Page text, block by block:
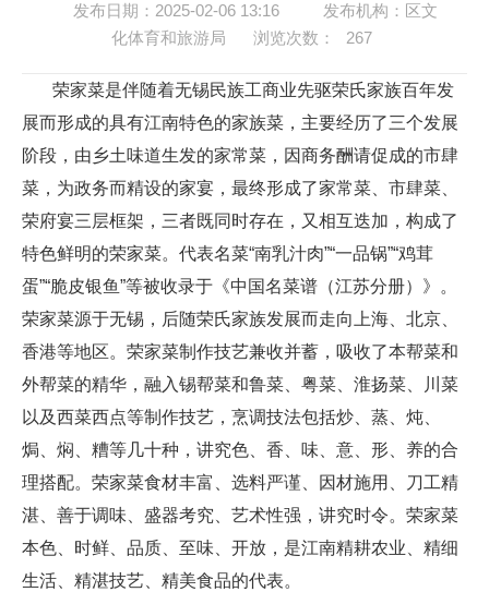
发布日期：2025-02-06 13:16
发布机构：区文
化体育和旅游局
浏览次数： 267
荣家菜是伴随着无锡民族工商业先驱荣氏家族百年发
展而形成的具有江南特色的家族菜，主要经历了三个发展
阶段，由乡土味道生发的家常菜，因商务酬请促成的市肆
菜，为政务而精设的家宴，最终形成了家常菜、市肆菜、
荣府宴三层框架，三者既同时存在，又相互迭加，构成了
特色鲜明的荣家菜。代表名菜“南乳汁肉”“一品锅”“鸡茸
蛋”“脆皮银鱼”等被收录于《中国名菜谱（江苏分册）》。
荣家菜源于无锡，后随荣氏家族发展而走向上海、北京、
香港等地区。荣家菜制作技艺兼收并蓄，吸收了本帮菜和
外帮菜的精华，融入锡帮菜和鲁菜、粤菜、淮扬菜、川菜
以及西菜西点等制作技艺，烹调技法包括炒、蒸、炖、
焗、焖、糟等几十种，讲究色、香、味、意、形、养的合
理搭配。荣家菜食材丰富、选料严谨、因材施用、刀工精
湛、善于调味、盛器考究、艺术性强，讲究时令。荣家菜
本色、时鲜、品质、至味、开放，是江南精耕农业、精细
生活、精湛技艺、精美食品的代表。